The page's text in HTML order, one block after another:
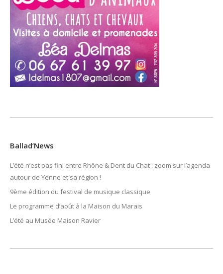
Ballad’News
L’été n’est pas fini entre Rhône & Dent du Chat : zoom sur l’agenda
autour de Yenne et sa région !
9ème édition du festival de musique classique
Le programme d’août à la Maison du Marais
L’été au Musée Maison Ravier